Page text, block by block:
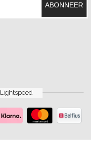
ABONNEER
Lightspeed